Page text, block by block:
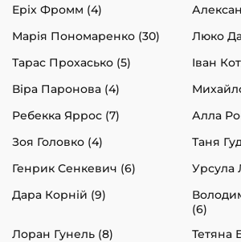
Еріх Фромм (4)
Марія Пономаренко (30)
Люко
Тарас Прохасько (5)
Іван
Віра Паронова (4)
Ребекка Яррос (7)
Алла
Зоя Головко (4)
Таня
Генрик Сенкевич (6)
Урсула
Дара Корній (9)
(6)
Лоран Гунель (8)
Тетяна